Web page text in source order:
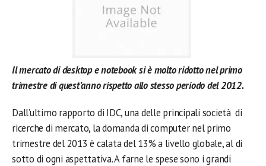
Il mercato di desktop e notebook si è molto ridotto nel primo
trimestre di quest’anno rispetto allo stesso periodo del 2012.
Dall’ultimo rapporto di IDC, una delle principali società di
ricerche di mercato, la domanda di computer nel primo
trimestre del 2013 è calata del 13% a livello globale, al di
sotto di ogni aspettativa. A farne le spese sono i grandi